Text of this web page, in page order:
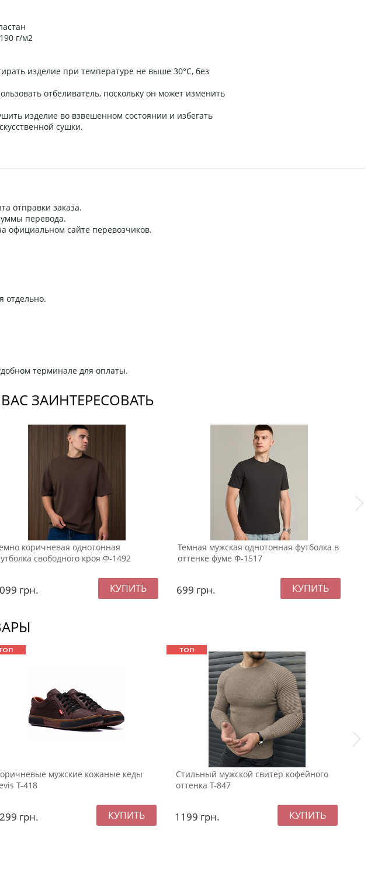
г/м2
изделие при температуре не выше 30°C, без
отбеливатель, поскольку он может изменить
изделие во взвешенном состоянии и избегать
сушки.
отправки заказа.
перевода.
официальном сайте перевозчиков.
отдельно.
терминале для оплаты.
ЗАИНТЕРЕСОВАТЬ
коричневая однотонная
свободного кроя Ф-1492
грн.
Темная мужская однотонная футболка в
оттенке фуме Ф-1517
699 грн.
мужские кожаные кеды
Т-418
грн.
Стильный мужской свитер кофейного
оттенка Т-847
1199 грн.